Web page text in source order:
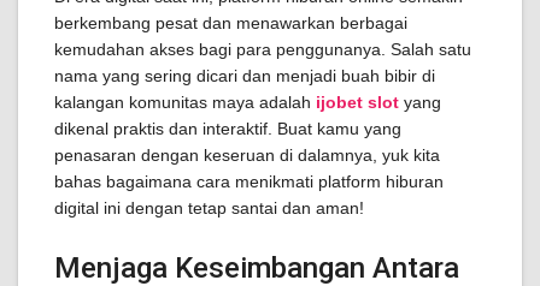
berkembang pesat dan menawarkan berbagai
kemudahan akses bagi para penggunanya. Salah satu
nama yang sering dicari dan menjadi buah bibir di
kalangan komunitas maya adalah ijobet slot yang
dikenal praktis dan interaktif. Buat kamu yang
penasaran dengan keseruan di dalamnya, yuk kita
bahas bagaimana cara menikmati platform hiburan
digital ini dengan tetap santai dan aman!
Menjaga Keseimbangan Antara